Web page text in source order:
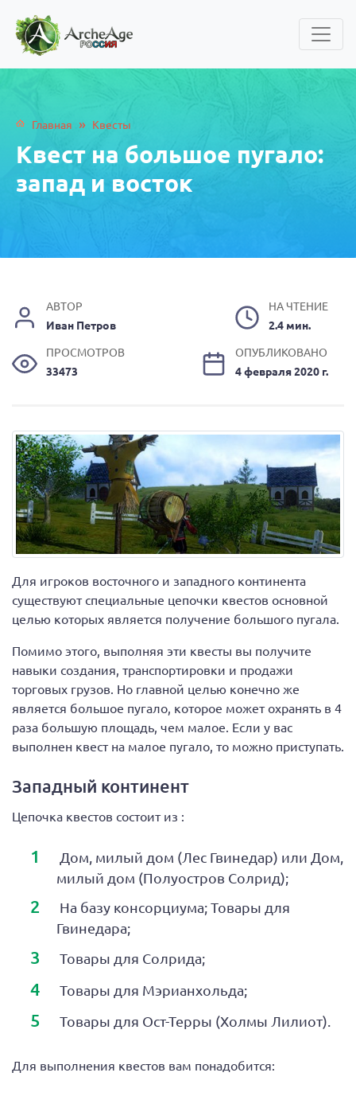
Главная » Квесты
Квест на большое пугало:
запад и восток
АВТОР
Иван Петров
НА ЧТЕНИЕ
2.4 мин.
ПРОСМОТРОВ
33473
ОПУБЛИКОВАНО
4 февраля 2020 г.
Для игроков восточного и западного континента
существуют специальные цепочки квестов основной
целью которых является получение большого пугала.
Помимо этого, выполняя эти квесты вы получите
навыки создания, транспортировки и продажи
торговых грузов. Но главной целью конечно же
является большое пугало, которое может охранять в 4
раза большую площадь, чем малое. Если у вас
выполнен квест на малое пугало, то можно приступать.
Западный континент
Цепочка квестов состоит из :
Дом, милый дом (Лес Гвинедар) или Дом,
милый дом (Полуостров Солрид);
На базу консорциума; Товары для
Гвинедара;
Товары для Солрида;
Товары для Мэрианхольда;
Товары для Ост-Терры (Холмы Лилиот)‎.
Для выполнения квестов вам понадобится: